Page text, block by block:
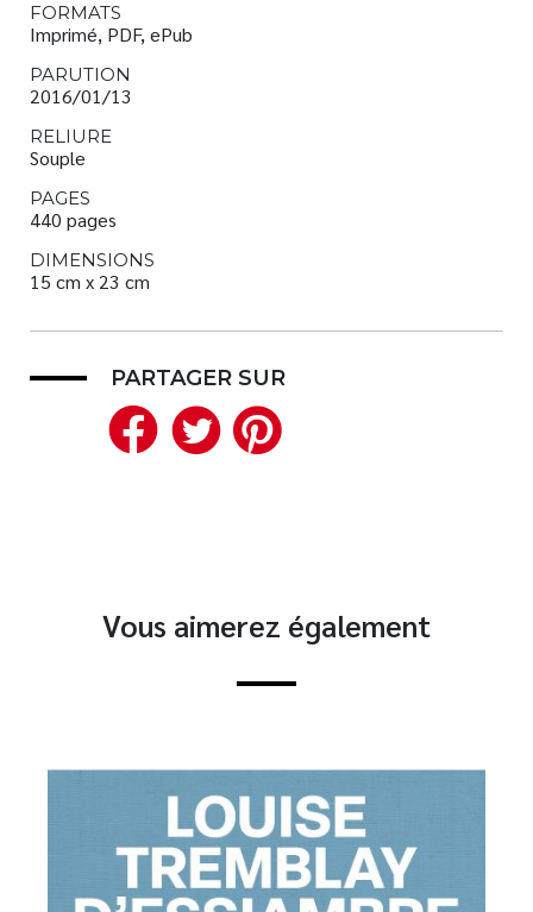
FORMATS
Imprimé, PDF, ePub
PARUTION
2016/01/13
RELIURE
Souple
PAGES
440 pages
DIMENSIONS
15 cm x 23 cm
PARTAGER SUR
Facebook
Twitter
Vous aimerez également